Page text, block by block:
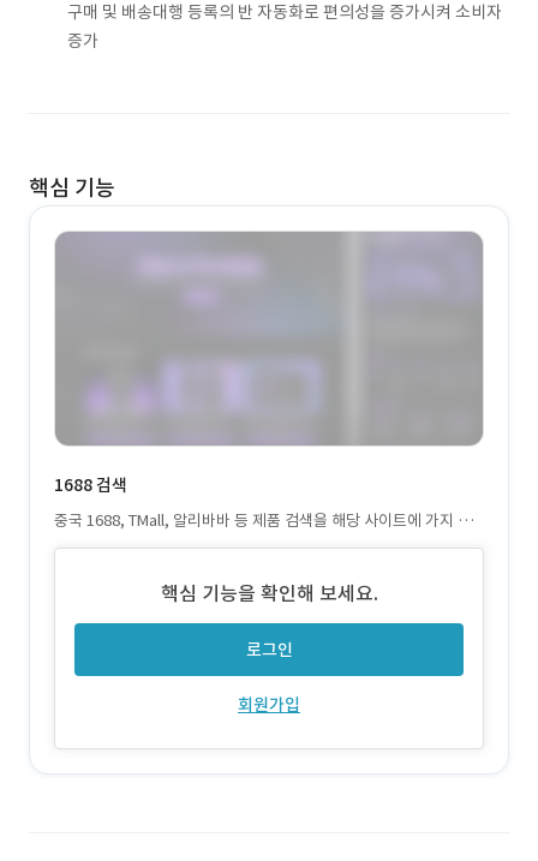
구매 및 배송대행 등록의 반 자동화로 편의성을 증가시켜 소비자
증가
핵심 기능
1688 검색
중국 1688, TMall, 알리바바 등 제품 검색을 해당 사이트에 가지 않
아도 되도록 개발
핵심 기능을 확인해 보세요.
로그인
회원가입